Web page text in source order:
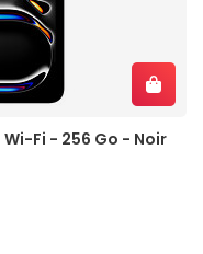
Fi - 256 Go - Noir